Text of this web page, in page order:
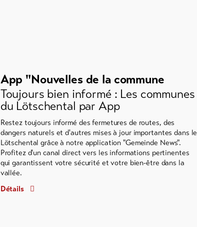
App "Nouvelles de la commune
Toujours bien informé : Les communes
du Lötschental par App
Restez toujours informé des fermetures de routes, des
dangers naturels et d'autres mises à jour importantes dans le
Lötschental grâce à notre application "Gemeinde News".
Profitez d'un canal direct vers les informations pertinentes
qui garantissent votre sécurité et votre bien-être dans la
vallée.
Détails